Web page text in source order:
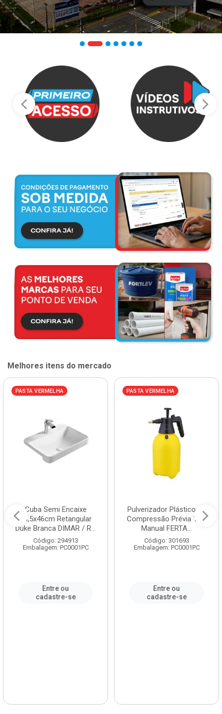
Melhores itens do mercado
PASTA VERMELHA
Cuba Semi Encaixe
58,5x46cm Retangular
Duke Branca DIMAR / R...
Código: 294913
Embalagem: PC0001PC
Entre ou
cadastre-se
PASTA VERMELHA
Pulverizador Plástico de
Compressão Prévia 1,5L
Manual FERTA...
Código: 301693
Embalagem: PC0001PC
Entre ou
cadastre-se